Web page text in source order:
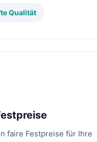
Qualität
faire Festpreise für Ihre